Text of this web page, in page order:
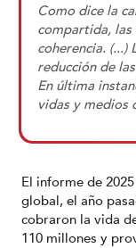
Como dice la
compartida, las
coherencia. (...)
reducción de
En última
vidas y medios
El informe de
global, el año
cobraron la vida
110 millones y